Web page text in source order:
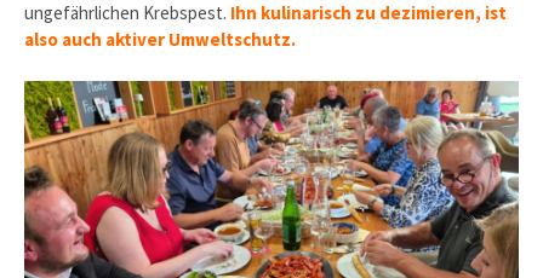
ungefährlichen Krebspest. Ihn kulinarisch zu dezimieren, ist
also auch aktiver Umweltschutz.